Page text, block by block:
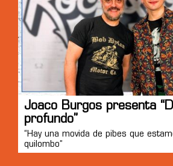
Joaco Burgos presenta
profundo”
“Hay una movida de pibes que
quilombo”